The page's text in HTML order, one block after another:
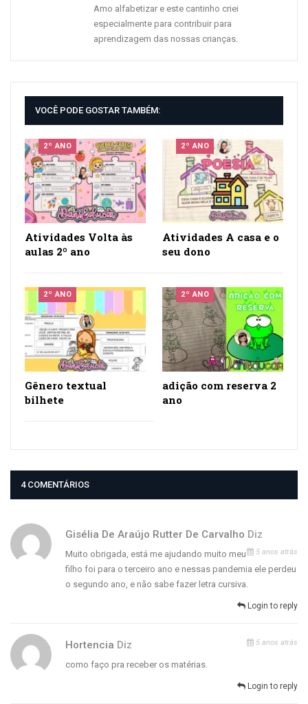
Amo alfabetizar e este cantinho criei
especialmente para contribuir para
aprendizagem das nossas crianças.
VOCÊ PODE GOSTAR TAMBÉM:
2º ANO
Atividades Volta às
aulas 2º ano
2º ANO
Atividades A casa e o
seu dono
2º ANO
Gênero textual
bilhete
2º ANO
adição com reserva 2
ano
4 COMENTÁRIOS
Gisélia De Araújo Rutter De Carvalho Diz
5 anos atrás
Muito obrigada, está me ajudando muito meu
filho foi para o terceiro ano e nessas pandemia ele perdeu
o segundo ano, e não sabe fazer letra cursiva.
Login to reply
Hortencia Diz 5 anos atrás
como faço pra receber os matérias.
Login to reply